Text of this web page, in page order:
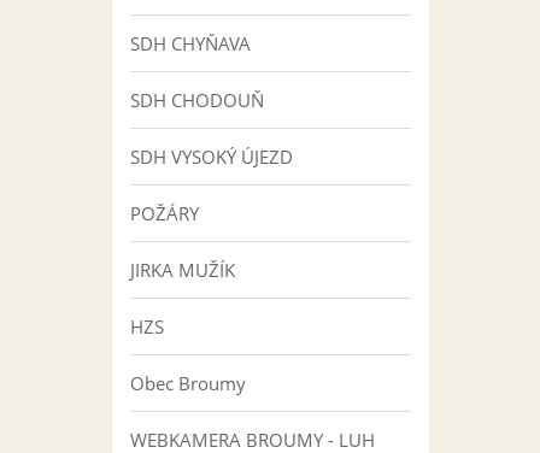
SDH CHYŇAVA
SDH CHODOUŇ
SDH VYSOKÝ ÚJEZD
POŽÁRY
JIRKA MUŽÍK
HZS
Obec Broumy
WEBKAMERA BROUMY - LUH